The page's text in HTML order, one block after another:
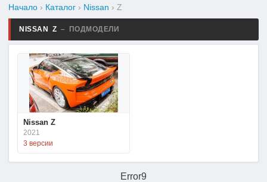
Начало › Каталог › Nissan › Z
NISSAN Z – ПОДМОДЕЛИ
Nissan Z
2021
3 версии
Error9